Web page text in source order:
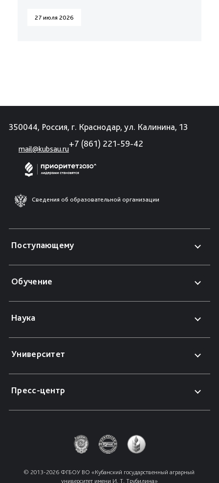
27 июля 2026
350044, Россия, г. Краснодар, ул. Калинина, 13
mail@kubsau.ru
+7 (861) 221-59-42
Сведения об образовательной организации
Поступающему
Обучение
Наука
Университет
Пресс-центр
© 2013-2026 ФГБОУ ВО «Кубанский государственный аграрный
университет имени И. Т. Трубилина»